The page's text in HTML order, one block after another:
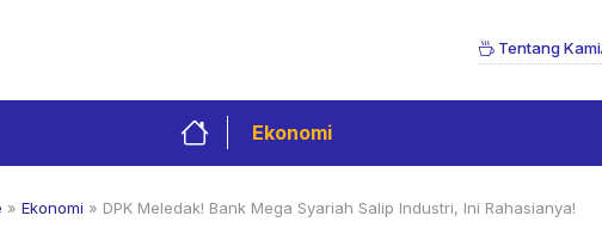
Tentang Kami
Ekonomi
» Ekonomi » DPK Meledak! Bank Mega Syariah Salip Industri, Ini Rahasianya!